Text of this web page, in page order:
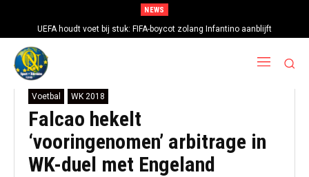
NEWS
UEFA houdt voet bij stuk: FIFA-boycot zolang Infantino aanblijft
Voetbal WK 2018
Falcao hekelt
‘vooringenomen’ arbitrage in
WK-duel met Engeland